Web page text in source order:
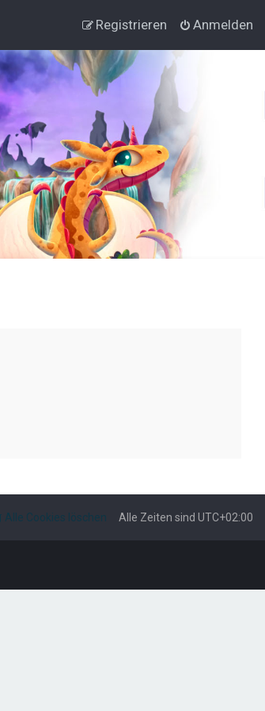
Anmelden
Registrieren
Alle Zeiten sind UTC+02:00
Alle Cookies löschen